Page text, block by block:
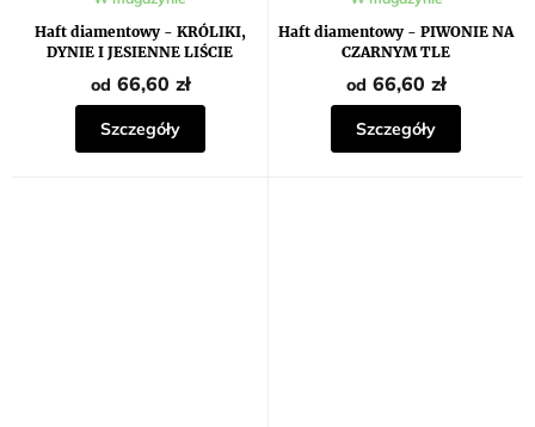
Haft diamentowy - KRÓLIKI,
DYNIE I JESIENNE LIŚCIE
od 66,60 zł
Szczegóły
Haft diamentowy - PIWONIE NA
CZARNYM TLE
od 66,60 zł
Szczegóły